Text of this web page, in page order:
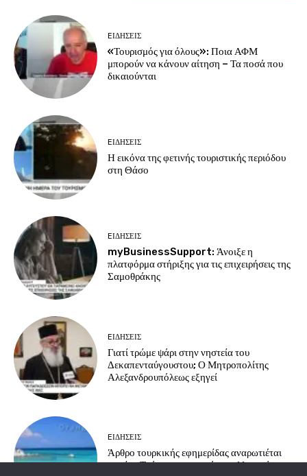
EΙΔΗΣΕΙΣ
«Τουρισμός για όλους»: Ποια ΑΦΜ
μπορούν να κάνουν αίτηση – Τα ποσά που
δικαιούνται
EΙΔΗΣΕΙΣ
Η εικόνα της φετινής τουριστικής περιόδου
στη Θάσο
EΙΔΗΣΕΙΣ
myBusinessSupport: Άνοιξε η
πλατφόρμα στήριξης για τις επιχειρήσεις της
Σαμοθράκης
EΙΔΗΣΕΙΣ
Γιατί τρώμε ψάρι στην νηστεία του
Δεκαπενταύγουστου; Ο Μητροπολίτης
Αλεξανδρουπόλεως εξηγεί
EΙΔΗΣΕΙΣ
Άρθρο τουρκικής εφημερίδας αναρωτιέται
γιατί οι Τούρκοι προτιμούν τα ελληνικά